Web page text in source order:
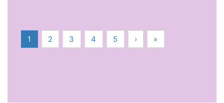
1 2 3 4 5 › »